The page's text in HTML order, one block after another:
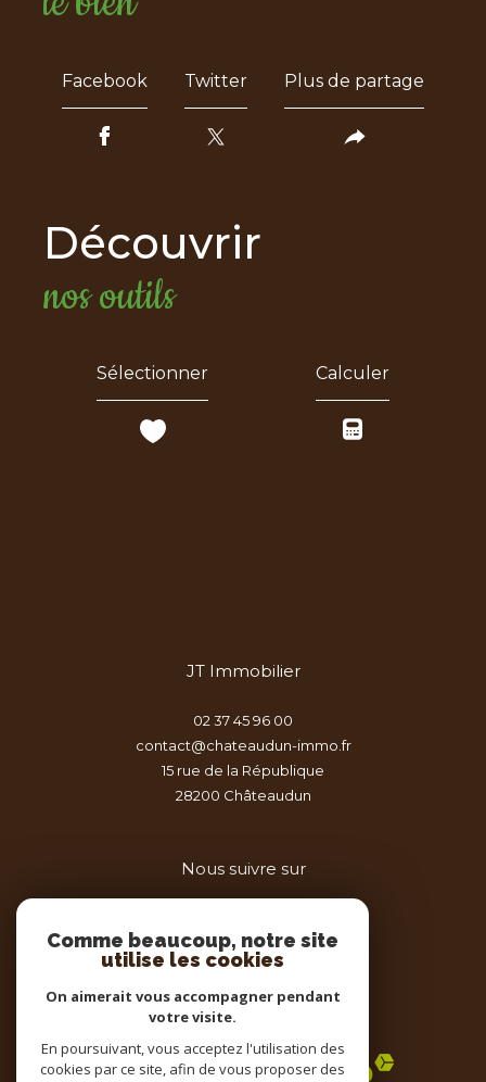
Facebook Twitter Plus de partage
découvrir
nos outils
Sélectionner Calculer
JT Immobilier
02 37 45 96 00
contact@chateaudun-immo.fr
15 rue de la République
28200
châteaudun
Nous suivre sur
Adhérents
Comme beaucoup, notre site
utilise les cookies
On aimerait vous accompagner pendant
votre visite.
En poursuivant, vous acceptez l'utilisation des
cookies par ce site, afin de vous proposer des